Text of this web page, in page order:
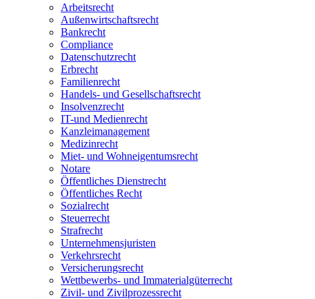
Arbeitsrecht
Außenwirtschaftsrecht
Bankrecht
Compliance
Datenschutzrecht
Erbrecht
Familienrecht
Handels- und Gesellschaftsrecht
Insolvenzrecht
IT-und Medienrecht
Kanzleimanagement
Medizinrecht
Miet- und Wohneigentumsrecht
Notare
Öffentliches Dienstrecht
Öffentliches Recht
Sozialrecht
Steuerrecht
Strafrecht
Unternehmensjuristen
Verkehrsrecht
Versicherungsrecht
Wettbewerbs- und Immaterialgüterrecht
Zivil- und Zivilprozessrecht